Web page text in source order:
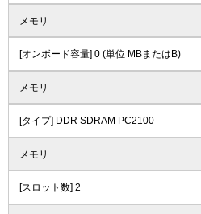
メモリ
[オンボード容量] 0 (単位 MBまたはB)
メモリ
[タイプ] DDR SDRAM PC2100
メモリ
[スロット数] 2